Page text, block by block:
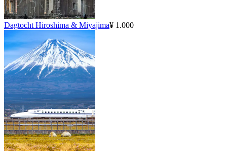
Dagtocht Hiroshima & Miyajima¥ 1.000